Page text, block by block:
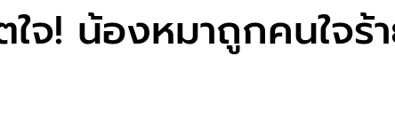
จ! น้องหมาถูกคนใจร้